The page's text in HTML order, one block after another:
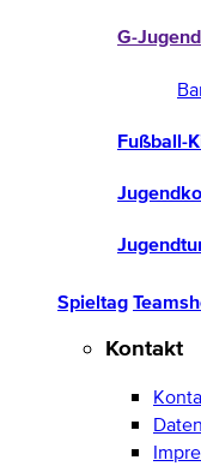
G-Jugend
Fußball-
Spieltag
Kontakt